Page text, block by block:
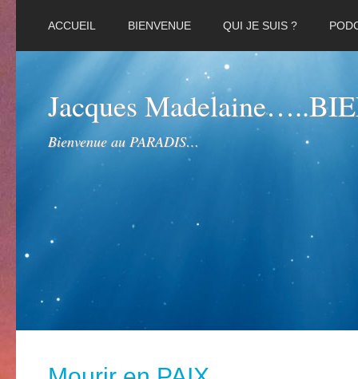
ACCUEIL BIENVENUE QUI JE SUIS ?
Jacques
Bienvenue au PARADIS…